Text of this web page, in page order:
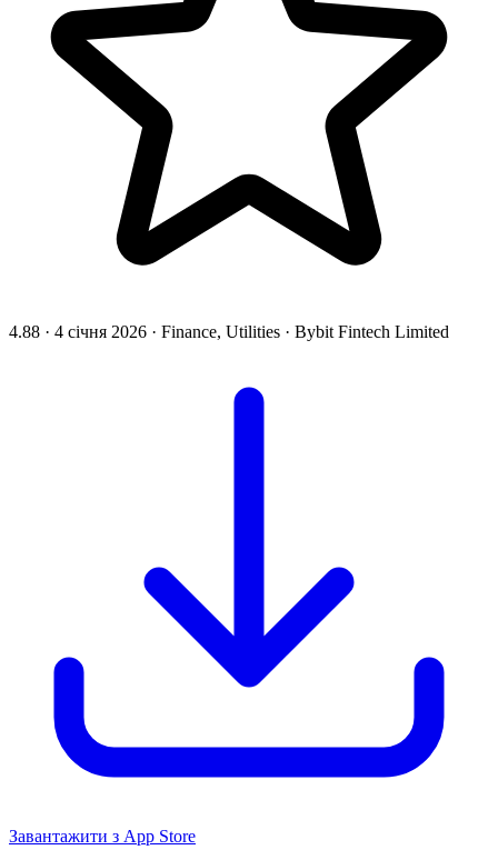
4.88 · 4 січня 2026 · Finance, Utilities · Bybit Fintech Limited
Завантажити з App Store